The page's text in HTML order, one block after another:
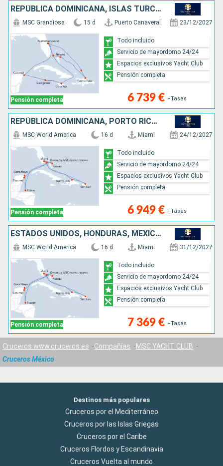
REPÚBLICA DOMINICANA, ISLAS TURCAS Y CAICOS, BAHAMAS, JAMAICA, ISLAS CAIMÁN, MÉXICO, ESTADOS UNIDOS
Pensión completa
MSC Grandiosa 15 d Puerto Canaveral 23/12/2027
6 739 € +Tasas
Todo incluido
Servicio de mayordomo 24/24
Espacios exclusivos Yacht Club
Pensión completa
REPÚBLICA DOMINICANA, PORTO RICO, ESTADOS UNIDOS, HONDURAS, MÉXICO, BAHAMAS
Pensión completa
MSC World America 16 d Miami 24/12/2027
6 949 € +Tasas
Todo incluido
Servicio de mayordomo 24/24
Espacios exclusivos Yacht Club
Pensión completa
ESTADOS UNIDOS, HONDURAS, MÉXICO, BAHAMAS, REPÚBLICA DOMINICANA, PORTO RICO
Pensión completa
MSC World America 16 d Miami 31/12/2027
7 369 € +Tasas
Todo incluido
Servicio de mayordomo 24/24
Espacios exclusivos Yacht Club
Pensión completa
Cruceros www.cruceros.es Compañías
MSC YACHT CLUB
Cruceros México
Destinos más populares
Cruceros por el Mediterráneo
Cruceros por las Islas Griegas
Cruceros por el Caribe
Cruceros Flordos y Escandinavia
Cruceros Vuelta al mundo